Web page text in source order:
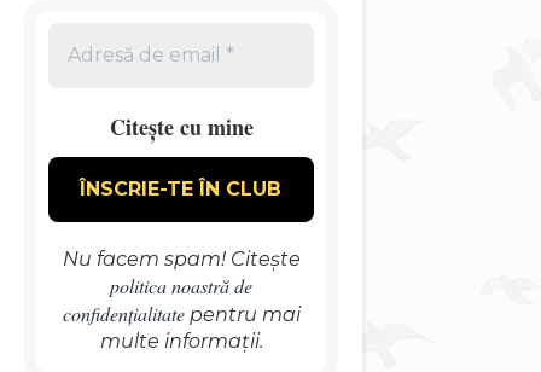
Citește cu mine
Nu facem spam! Citește
politica noastră de
confidențialitatepentru mai
multe informații.